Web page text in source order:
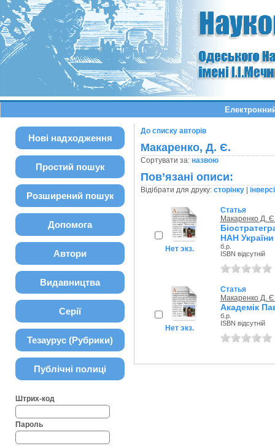
Нові надходження
Простий пошук
Розширений пошук
Допомога
Автори
Видавництва
Серії
Тезаурус (Рубрики)
Публічні полиці
Штрих-код
Пароль
До списку авторів
Макаренко, Д. Є.
Сортувати за: назвою
Пов’язані описи:
Відібрати для друку: сторінку|
Нет экз.
Статья
Макаренко Д.
НАН України
б.р.
ISBN відсутній
Нет экз.
Статья
Макаренко Д.
Академік
б.р.
ISBN відсутній